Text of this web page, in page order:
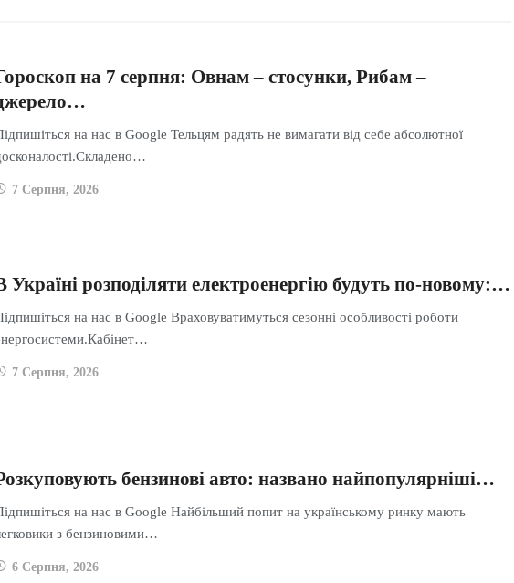
на 7 серпня: Овнам – стосунки, Рибам –
на нас в Google Тельцям радять не вимагати від себе абсолютної
7 Серпня, 2026
Україні розподіляти електроенергію будуть по-новому:…
на нас в Google Враховуватимуться сезонні особливості роботи
7 Серпня, 2026
бензинові авто: названо найпопулярніші…
на нас в Google Найбільший попит на українському ринку мають
з бензиновими…
6 Серпня, 2026